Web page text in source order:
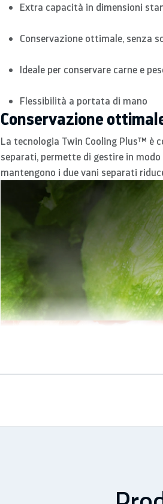
Extra capacità in dimensioni
Conservazione ottimale, senza
Ideale per conservare carne e
Flessibilità a portata di mano
Conservazione
La tecnologia Twin Cooling Plus™ è
separati, permette di gestire in
mantengono i due vani separati
Ideale per conservare